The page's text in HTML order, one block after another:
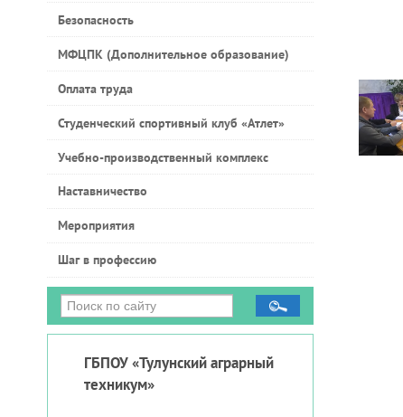
Безопасность
МФЦПК (Дополнительное образование)
Оплата труда
Студенческий спортивный клуб «Атлет»
Учебно-производственный комплекс
Наставничество
Мероприятия
Шаг в профессию
ГБПОУ «Тулунский аграрный
техникум»